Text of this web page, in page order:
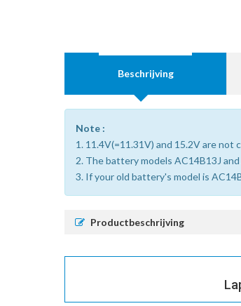
Beschrijving
Note :
1. 11.4V(=11.31V) and 15.2V are
2. The battery models AC14B13J
3. If your old battery's model is
Productbeschrijving